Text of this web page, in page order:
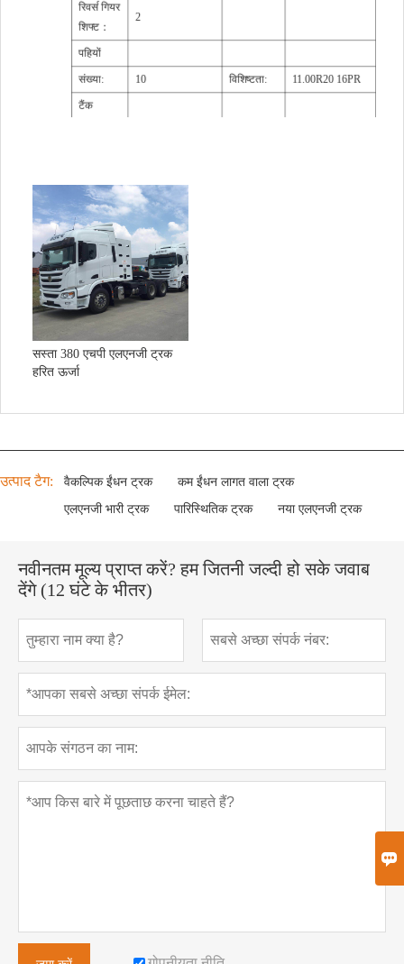
रिवर्स गियर
शिफ्ट：
2
पहियों
संख्या: 10 विशिष्टता: 11.00R20 16PR
टैंक
जहाज़ के
पहिये
पिछला
धुरा:
पूरी तरह से प्रसन्न
गति
अनुपात:
3.7
संख्या：
9/12
सस्ता 380 एचपी एलएनजी ट्रक
हरित ऊर्जा
उत्पाद टैग: वैकल्पिक ईंधन ट्रक
कम ईंधन लागत वाला ट्रक
एलएनजी भारी ट्रक
पारिस्थितिक ट्रक नया एलएनजी ट्रक
नवीनतम मूल्य प्राप्त करें? हम जितनी जल्दी हो सके जवाब
देंगे (12 घंटे के भीतर)
